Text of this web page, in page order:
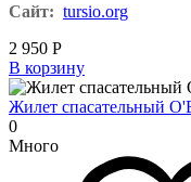
Сайт: tursio.org
2 950 Р
В корзину
Жилет спасательный
0
Много